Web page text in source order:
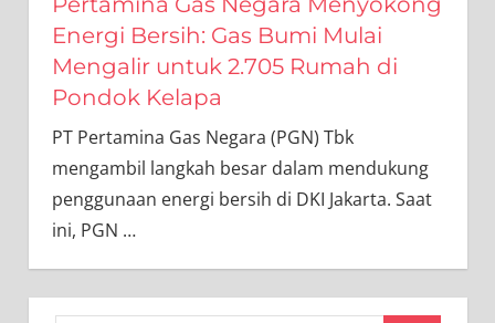
Energi Bersih: Gas Bumi Mulai
Mengalir untuk 2.705 Rumah di
Pondok Kelapa
PT Pertamina Gas Negara (PGN) Tbk
mengambil langkah besar dalam mendukung
penggunaan energi bersih di DKI Jakarta. Saat
ini, PGN …